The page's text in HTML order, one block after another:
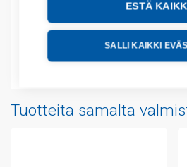
ESTÄ
SALLI KAIKKI
Lisätiedot
Liitteet
Tuotteita samalta